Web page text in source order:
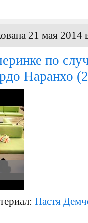
21 мая 2014
по
Наранхо
Настя